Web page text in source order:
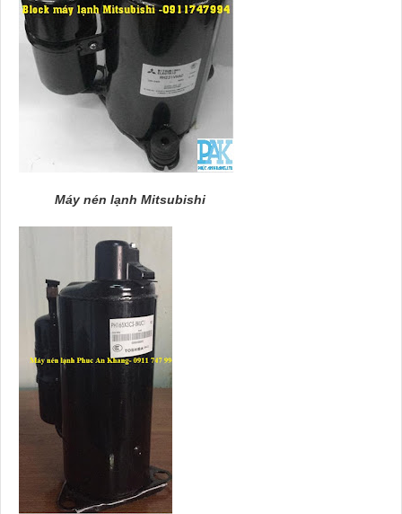
Máy nén lạnh Mitsubishi